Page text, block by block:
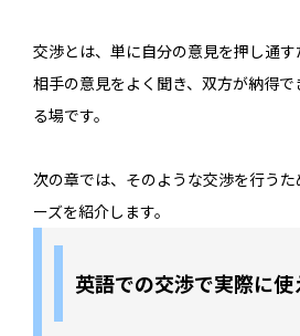
交渉とは、単に自分の意見を押し通す
相手の意見をよく聞き、双方が納得
る場です。
次の章では、そのような交渉を行う
ーズを紹介します。
英語での交渉で実際に